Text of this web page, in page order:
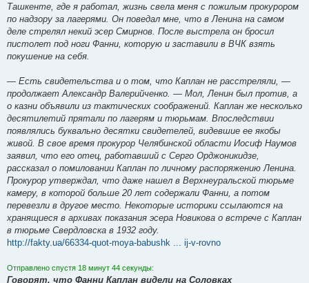
Ташкенте, где я работал, жизнь свела меня с пожилым прокурором
по надзору за лагерями. Он поведал мне, что в Ленина на самом
деле стрелял некий эсер Смирнов. После выстрела он бросил
пистолет под ноги Фанни, которую и заставили в ВЧК взять
покушение на себя.
— Есть свидетельства и о том, что Каплан не расстреляли, —
продолжает Александр Валерийченко. — Мол, Ленин был против, а
о казни объявили из тактических соображений. Каплан же несколько
десятилетий прятали по лагерям и тюрьмам. Впоследствии
появлялись буквально десятки свидетелей, видевшие ее якобы
живой. В свое время прокурор Челябинской области Иосиф Наумов
заявил, что его отец, работавший с Серго Орджоникидзе,
рассказал о помиловании Каплан по личному распоряжению Ленина.
Прокурор утверждал, что даже нашел в Верхнеуральской тюрьме
камеру, в которой больше 20 лет содержали Фанни, а потом
перевезли в другое место. Некоторые историки ссылаются на
хранящиеся в архивах показания эсера Новикова о встрече с Каплан
в тюрьме Свердловска в 1932 году.
http://fakty.ua/66334-quot-moya-babushk ... ij-v-rovno
Отправлено спустя 18 минут 44 секунды:
Говорят, что Фанни Каплан видели на Соловках